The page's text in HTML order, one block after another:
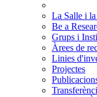
La Salle i la
Be a
Grups i
Àrees de
Linies
Projectes